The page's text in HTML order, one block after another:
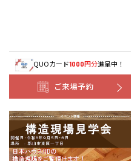
QUOカード1000円分進呈中！
ご来場予約